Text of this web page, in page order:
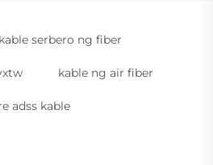
kable serbero ng fiber
kable ng air fiber
adss kable